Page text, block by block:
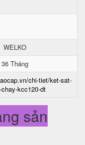
WELKO
36 Tháng
chi-tiet/ket-sat-
kcc120-dt
sản